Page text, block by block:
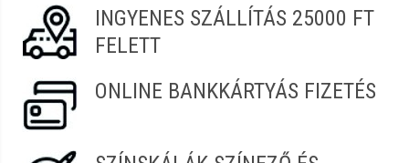
tisztítószerek, bútorápolók, vízkőoldók, háztartási
fertőtlenítőszerek, Padló ápolók, szőnyegtisztítók,
szőnyegápolók. Rovarriasztók, rovarírtók. 100%-os vásárlói
Szépségcikk webáruházban |szepsegcikk.hu
INGYENES SZÁLLÍTÁS 25000 FT
FELETT
ONLINE BANKKÁRTYÁS FIZETÉS